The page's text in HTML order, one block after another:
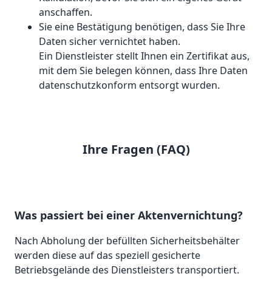
anschaffen.
Sie eine Bestätigung benötigen, dass Sie Ihre
Daten sicher vernichtet haben.
Ein Dienstleister stellt Ihnen ein Zertifikat aus,
mit dem Sie belegen können, dass Ihre Daten
datenschutzkonform entsorgt wurden.
Ihre Fragen (FAQ)
Was passiert bei einer Aktenvernichtung?
Nach Abholung der befüllten Sicherheitsbehälter
werden diese auf das speziell gesicherte
Betriebsgelände des Dienstleisters transportiert.